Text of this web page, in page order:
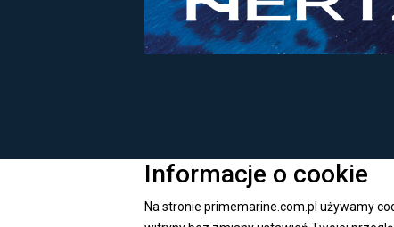
Informacje o cookie
Na stronie primemarine.com.pl używamy